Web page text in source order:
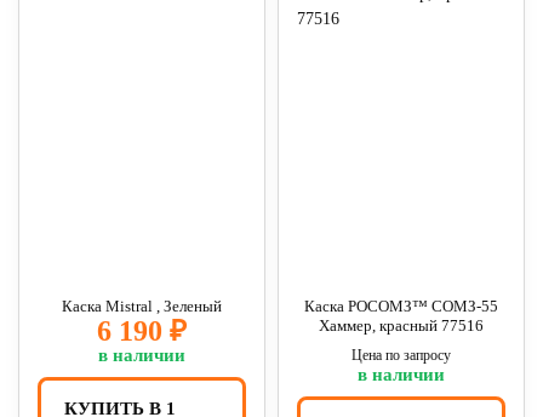
Каска Mistral , Зеленый
6 190 ₽
в наличии
КУПИТЬ В 1
Каска РОСОМЗ™ СОМЗ-55
Хаммер, красный 77516
Цена по запросу
в наличии